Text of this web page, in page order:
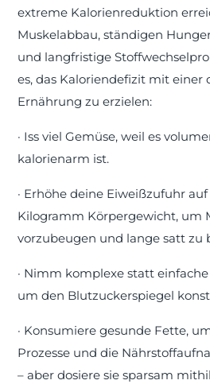
extreme Kalorienreduktion
Muskelabbau, ständigen
und langfristige
es, das Kaloriendefizit mit einer
Ernährung zu erzielen:
· Iss viel Gemüse, weil es
kalorienarm ist.
· Erhöhe deine Eiweißzufuhr
Kilogramm Körpergewicht, um
vorzubeugen und lange satt zu
· Nimm komplexe statt
um den Blutzuckerspiegel
· Konsumiere gesunde Fette,
Prozesse und die
– aber dosiere sie sparsam